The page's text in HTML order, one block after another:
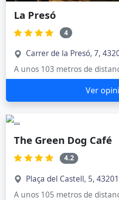
La Presó
4
Carrer de la Presó, 7,
A unos 103 metros de
Ver
The Green Dog Café
4.2
Plaça del Castell, 5,
A unos 105 metros de